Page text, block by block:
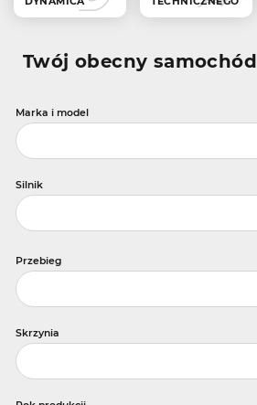
Twój obecny samochód
Marka i model
Silnik
Przebieg
Skrzynia